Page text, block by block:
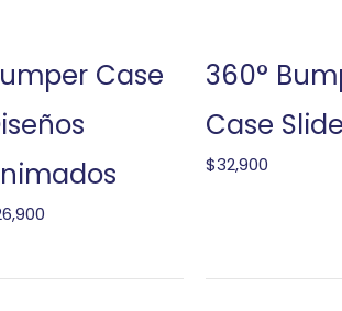
Case
360°
Case
$32,900